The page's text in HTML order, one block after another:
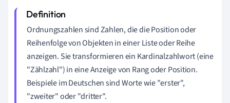
Ordnungszahlen sind Zahlen, die die Position oder
Reihenfolge von Objekten in einer Liste oder Reihe
anzeigen. Sie transformieren ein Kardinalzahlwort (eine
"Zählzahl") in eine Anzeige von Rang oder Position.
Beispiele im Deutschen sind Worte wie "erster",
"zweiter" oder "dritter".